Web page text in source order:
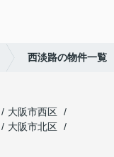
西淡路の物件一覧
大阪市西区
大阪市北区